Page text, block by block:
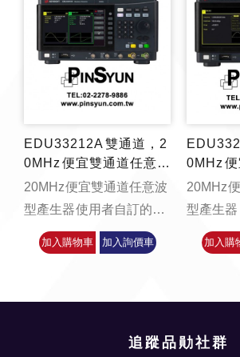
EDU33212A 雙通道，2
0MHz 便宜雙通道任意波
型產生器
20MHz 便宜雙通道任意波
型產生器 使用者自訂的任
意波形: 每通道高達 8
MSa；每個波形具有高達
加入購物車 加入詢價車
0MHz
器
20MHz
型產生器
型：正
波、脈
加入購
追蹤品勛社群